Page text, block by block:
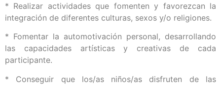
* Realizar actividades que fomenten y favorezcan la
integración de diferentes culturas, sexos y/o religiones.
* Fomentar la automotivación personal, desarrollando
las capacidades artísticas y creativas de cada
participante.
* Conseguir que los/as niños/as disfruten de las